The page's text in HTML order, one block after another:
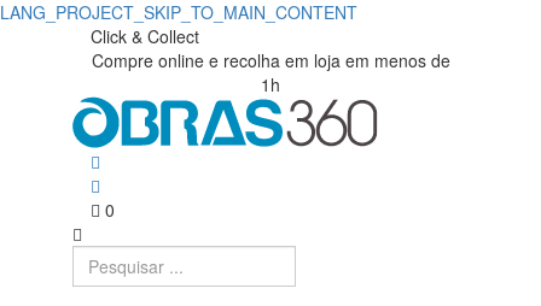
LANG_PROJECT_SKIP_TO_MAIN_CONTENT
Acessórios
Equitone
Obras360
Obras360
Materiais
Construção
Click & Collect
Compre online e recolha em loja em menos de
1h
0